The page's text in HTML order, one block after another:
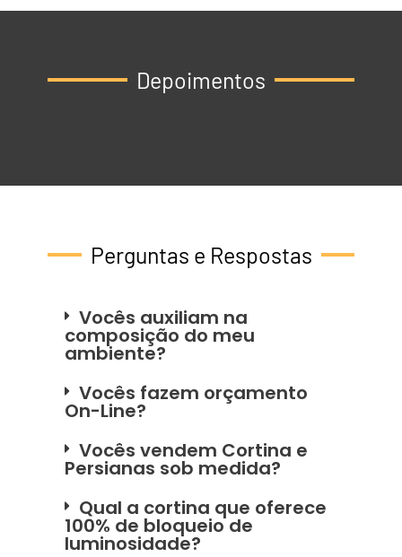
Depoimentos
Perguntas e Respostas
Vocês auxiliam na
composição do meu
ambiente?
Vocês fazem orçamento
On-Line?
Vocês vendem Cortina e
Persianas sob medida?
Qual a cortina que oferece
100% de bloqueio de
luminosidade?